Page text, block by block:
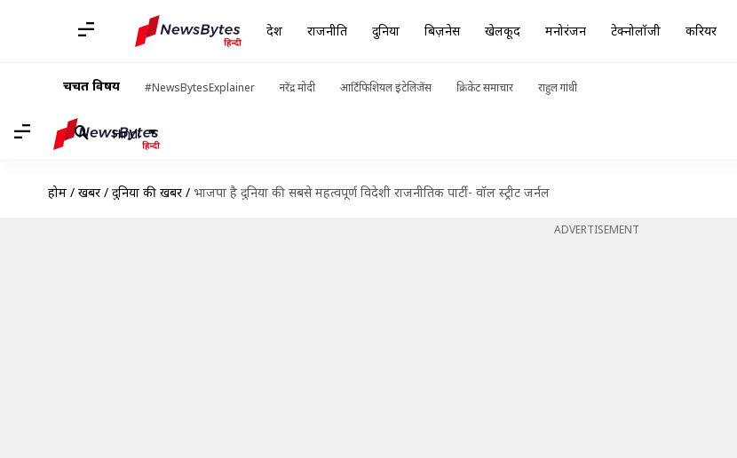
देश राजनीति दुनिया बिज़नेस खेलकूद मनोरंजन टेक्नोलॉजी करियर
चर्चित विषय #NewsBytesExplainer नरेंद्र मोदी आर्टिफिशियल इंटेलिजेंस क्रिकेट समाचार राहुल गांधी
Hindi
होम / खबरें / दुनिया की खबरें / भाजपा है दुनिया की सबसे महत्वपूर्ण विदेशी राजनीतिक पार्टी- वॉल स्ट्रीट जर्नल
ADVERTISEMENT